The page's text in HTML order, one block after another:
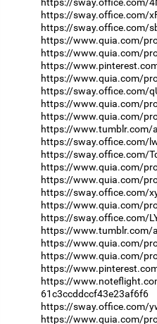
https://sway.office.com/
https://sway.office.com/
https://www.quia.com/
https://www.quia.com/
https://
https://www.quia.com/
https://sway.office.com/
https://www.quia.com/
https://www.quia.com/
https://www.tumblr.com/
https://sway.office.com/
https://sway.office.com/
https://www.quia.com/
https://www.quia.com/
https://sway.office.com/
https://www.quia.com/
https://sway.office.com/
https://www.tumblr.com/
https://www.quia.com/
https://www.quia.com/
https://
https://
61c3ccddccf43e23af6f6
https://sway.office.com/
https://www.quia.com/